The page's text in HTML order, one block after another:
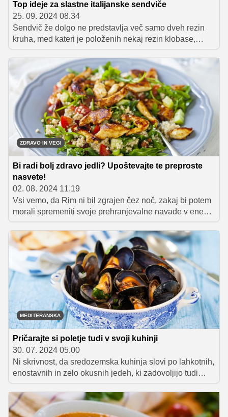
Top ideje za slastne italijanske sendviče
25. 09. 2024 08.34
Sendvič že dolgo ne predstavlja več samo dveh rezin
kruha, med kateri je položenih nekaj rezin klobase,
salame in sira, zato vam ponujamo nekaj idej za
pripravo sendvičev iz različnih kuhinj sveta.
ZDRAVO IN VEGI
Bi radi bolj zdravo jedli? Upoštevajte te preproste
nasvete!
02. 08. 2024 11.19
Vsi vemo, da Rim ni bil zgrajen čez noč, zakaj bi potem
morali spremeniti svoje prehranjevalne navade v enem
dnevu? Za vas smo izbrskali pet trikov, ki vam bodo
pomagali pri postopnem spreminjanju prehranjevalnih
in kuharskih navad.
MEDITERANSKA
Pričarajte si poletje tudi v svoji kuhinji
30. 07. 2024 05.00
Ni skrivnost, da sredozemska kuhinja slovi po lahkotnih,
enostavnih in zelo okusnih jedeh, ki zadovoljijo tudi
najbolj zahtevne sladokusce. Pričarajte si sredozemski
utrip v domači kuhinji in si s tem podaljšajte počitniško
vzdušje.